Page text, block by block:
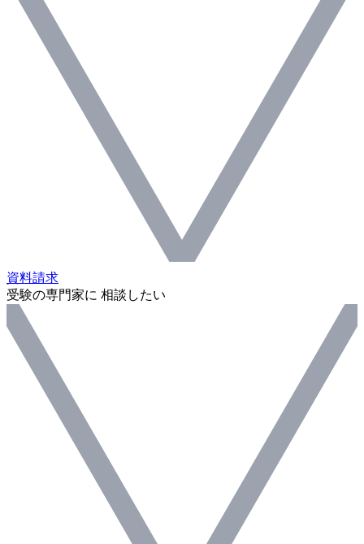
資料請求
受験の専門家に 相談したい